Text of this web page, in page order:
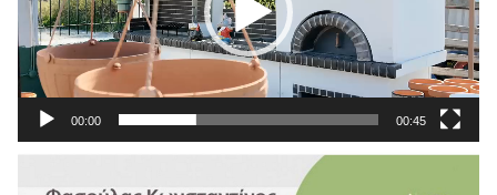
00:00 00:45